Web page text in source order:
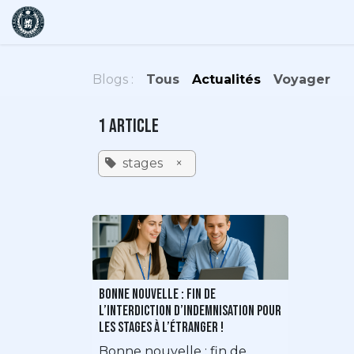
Se rendre au contenu
Blogs : Tous Actualités Voyager
1 Article
stages ×
Bonne nouvelle : fin de
l’interdiction d’indemnisation pour
les stages à l’étranger !